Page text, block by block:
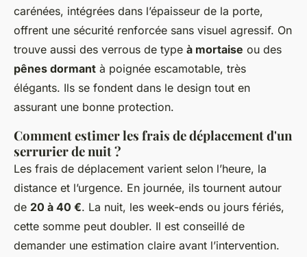
carénées, intégrées dans l’épaisseur de la porte,
offrent une sécurité renforcée sans visuel agressif. On
trouve aussi des verrous de type à mortaise ou des
pênes dormant à poignée escamotable, très
élégants. Ils se fondent dans le design tout en
assurant une bonne protection.
Comment estimer les frais de déplacement d'un
serrurier de nuit ?
Les frais de déplacement varient selon l’heure, la
distance et l’urgence. En journée, ils tournent autour
de 20 à 40 €. La nuit, les week-ends ou jours fériés,
cette somme peut doubler. Il est conseillé de
demander une estimation claire avant l’intervention.